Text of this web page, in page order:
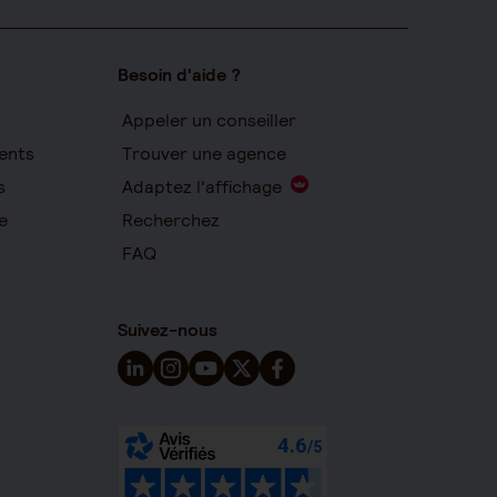
Besoin d'aide ?
Appeler un conseiller
Trouver une agence
Adaptez l'affichage
Recherchez
FAQ
Suivez-nous
Suivez-nous sur LinkedIn - Nouvelle fenêtre
Suivez-nous sur Instagram - Nouvelle
Suivez-nous sur YouTube - Nouvelle
Suivez-nous sur X - Nouvelle
Suivez-nous sur Facebook